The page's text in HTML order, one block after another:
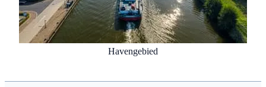
Havengebied